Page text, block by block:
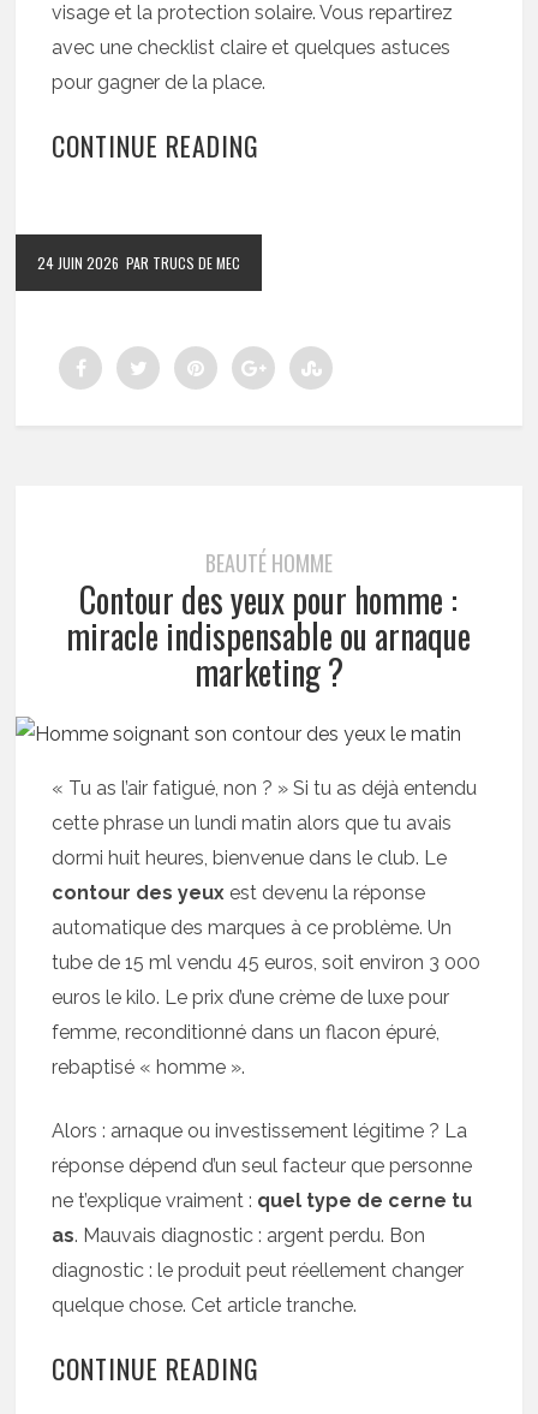
visage et la protection solaire. Vous repartirez
avec une checklist claire et quelques astuces
pour gagner de la place.
CONTINUE READING
24 JUIN 2026 PAR TRUCS DE MEC
BEAUTÉ HOMME
Contour des yeux pour homme :
miracle indispensable ou arnaque
marketing ?
« Tu as l’air fatigué, non ? » Si tu as déjà entendu
cette phrase un lundi matin alors que tu avais
dormi huit heures, bienvenue dans le club. Le
contour des yeux est devenu la réponse
automatique des marques à ce problème. Un
tube de 15 ml vendu 45 euros, soit environ 3 000
euros le kilo. Le prix d’une crème de luxe pour
femme, reconditionné dans un flacon épuré,
rebaptisé « homme ».
Alors : arnaque ou investissement légitime ? La
réponse dépend d’un seul facteur que personne
ne t’explique vraiment : quel type de cerne tu
as. Mauvais diagnostic : argent perdu. Bon
diagnostic : le produit peut réellement changer
quelque chose. Cet article tranche.
CONTINUE READING